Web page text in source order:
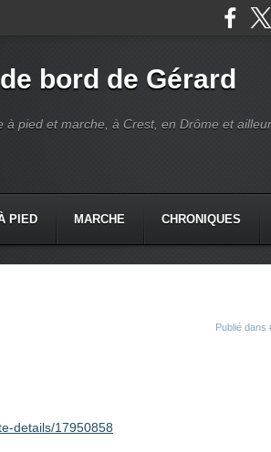
bord de Gérard
à pied et marche, à Crest, en Drôme et
PIED MARCHE CHRONIQUES
Publié dans
details/17950858